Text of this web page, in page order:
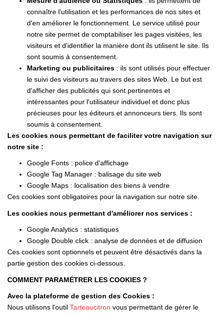
connaître l'utilisation et les performances de nos sites et
d'en améliorer le fonctionnement. Le service utilisé pour
notre site permet de comptabiliser les pages visitées, les
visiteurs et d'identifier la manière dont ils utilisent le site. Ils
sont soumis à consentement.
Marketing ou publicitaires : ils sont utilisés pour effectuer
le suivi des visiteurs au travers des sites Web. Le but est
d'afficher des publicités qui sont pertinentes et
intéressantes pour l'utilisateur individuel et donc plus
précieuses pour les éditeurs et annonceurs tiers. Ils sont
soumis à consentement.
Les cookies nous permettant de faciliter votre navigation sur
notre site :
Google Fonts : police d'affichage
Google Tag Manager : balisage du site web
Google Maps : localisation des biens à vendre
Ces cookies sont obligatoires pour la navigation sur notre site.
Les cookies nous permettant d'améliorer nos services :
Google Analytics : statistiques
Google Double click : analyse de données et de diffusion
Ces cookies sont optionnels et peuvent être désactivés dans la
partie gestion des cookies ci-dessous.
COMMENT PARAMÉTRER LES COOKIES ?
Avec la plateforme de gestion des Cookies :
Nous utilisons l'outil Tarteaucitron vous permettant de gérer le